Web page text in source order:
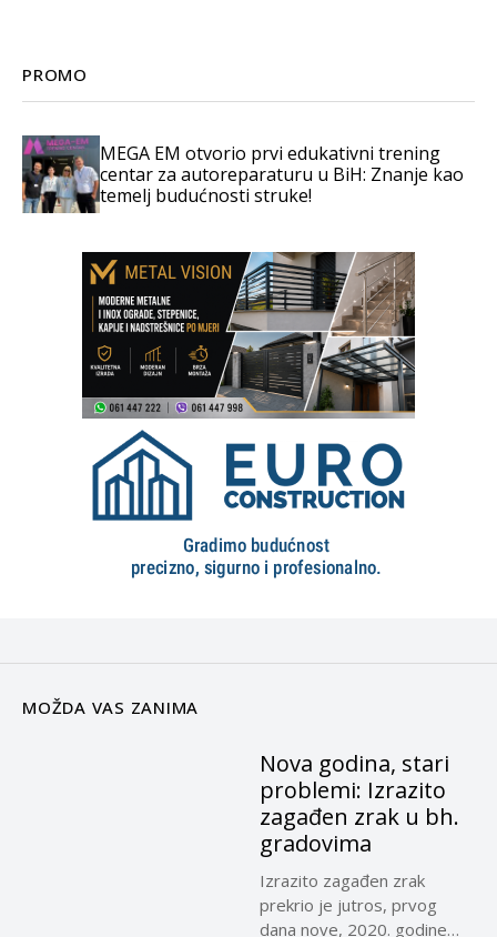
PROMO
MEGA EM otvorio prvi edukativni trening
centar za autoreparaturu u BiH: Znanje kao
temelj budućnosti struke!
MOŽDA VAS ZANIMA
Nova godina, stari
problemi: Izrazito
zagađen zrak u bh.
gradovima
Izrazito zagađen zrak
prekrio je jutros, prvog
dana nove, 2020. godine